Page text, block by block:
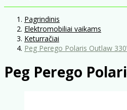
Pagrindinis
Elektromobiliai vaikams
Keturračiai
Peg Perego Polaris Outlaw
Peg Perego